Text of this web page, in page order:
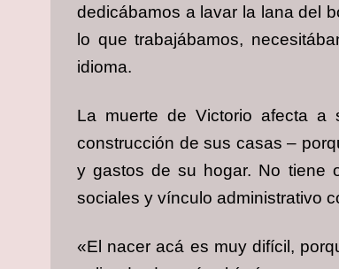
dedicábamos a lavar la lana del
lo que trabajábamos,
idioma.
La muerte de Victorio afecta a
construcción de sus casas –
y gastos de su hogar. No tiene
sociales y vínculo administrativo
«El nacer acá es muy difícil,